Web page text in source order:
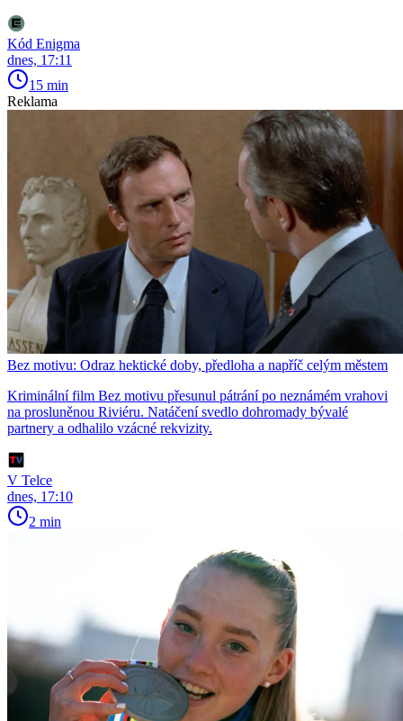
Kód Enigma
dnes, 17:11
15 min
Reklama
Bez motivu: Odraz hektické doby, předloha a napříč celým městem
Kriminální film Bez motivu přesunul pátrání po neznámém vrahovi
na prosluněnou Riviéru. Natáčení svedlo dohromady bývalé
partnery a odhalilo vzácné rekvizity.
V Telce
dnes, 17:10
2 min